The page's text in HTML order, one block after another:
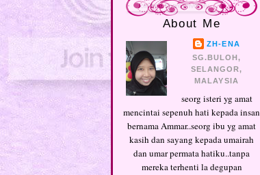
About Me
ZH-ENA
SG.BULOH,
SELANGOR,
MALAYSIA
seorg isteri yg amat
mencintai sepenuh hati kepada insan
bernama Ammar..seorg ibu yg amat
kasih dan sayang kepada umairah
dan umar permata hatiku..tanpa
mereka terhenti la degupan